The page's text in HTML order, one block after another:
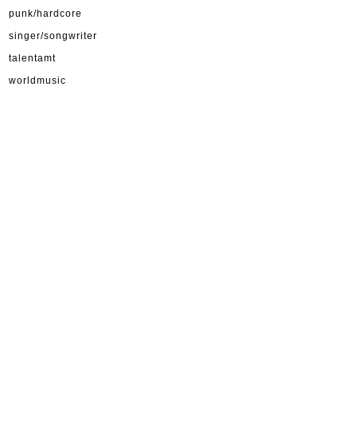
punk/hardcore
singer/songwriter
talentamt
worldmusic